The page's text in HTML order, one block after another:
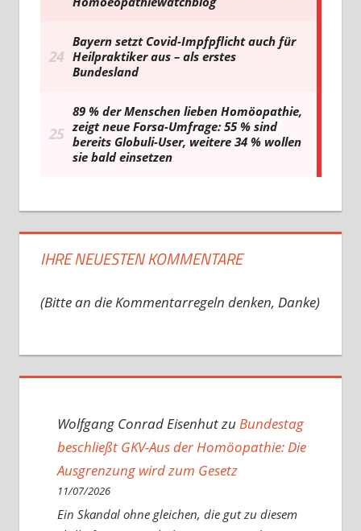
IHRE NEUESTEN KOMMENTARE
(Bitte an die Kommentarregeln denken, Danke)
Wolfgang Conrad EisenhutzuBundestag
beschließt GKV-Aus der Homöopathie: Die
Ausgrenzung wird zum Gesetz
11/07/2026
Ein Skandal ohne gleichen, die gut zu diesem